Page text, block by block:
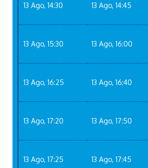
13 Ago, 14:30 13 Ago, 14:45
13 Ago, 15:30 13 Ago, 16:00
13 Ago, 16:25 13 Ago, 16:40
13 Ago, 17:20 13 Ago, 17:50
13 Ago, 17:25 13 Ago, 17:45